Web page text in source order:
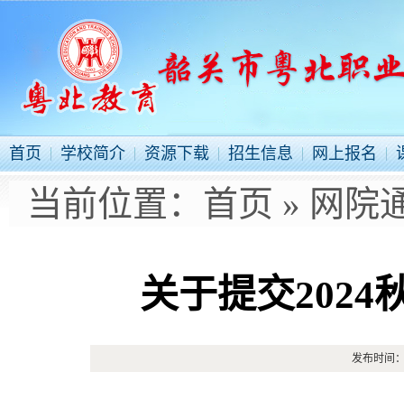
首页 学校简介 资源下载 招生信息 网上报名
当前位置： 首页 » 网院
关于提交2024
发布时间